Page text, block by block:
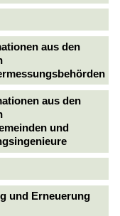
aus den
aus den
und
und Erneuerung